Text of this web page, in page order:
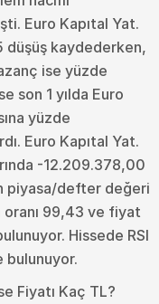
Euro Kapıtal Yat.
düşüş kaydederken,
ise yüzde
son 1 yılda Euro
yüzde
Euro Kapıtal Yat.
-12.209.378,00
piyasa/defter değeri
oranı 99,43 ve fiyat
Hissede RSI
bulunuyor.
Fiyatı Kaç TL?